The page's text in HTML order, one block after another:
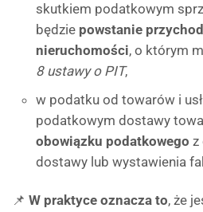
skutkiem podatkowym
będzie powstanie
nieruchomości, o którym
8 ustawy o PIT,
w podatku od towarów i
podatkowym dostawy
obowiązku podatkowego z
dostawy lub wystawienia
📌 W praktyce oznacza to, że